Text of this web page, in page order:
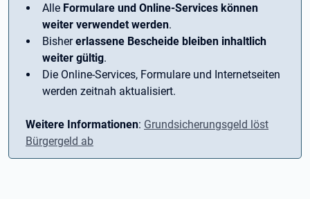
Alle Formulare und Online-Services können
weiter verwendet werden.
Bishererlassene Bescheide bleiben inhaltlich
weiter gültig.
Die Online-Services, Formulare und Internetseiten
werden zeitnah aktualisiert.
Weitere Informationen: Grundsicherungsgeld löst
Bürgergeld ab